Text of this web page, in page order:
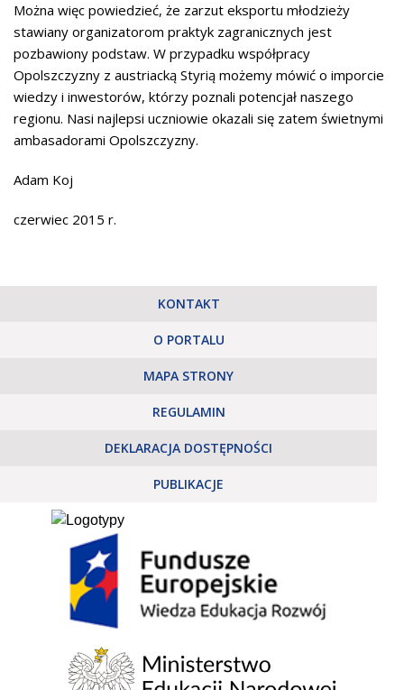
Można więc powiedzieć, że zarzut eksportu młodzieży
stawiany organizatorom praktyk zagranicznych jest
pozbawiony podstaw. W przypadku współpracy
Opolszczyzny z austriacką Styrią możemy mówić o imporcie
wiedzy i inwestorów, którzy poznali potencjał naszego
regionu. Nasi najlepsi uczniowie okazali się zatem świetnymi
ambasadorami Opolszczyzny.
Adam Koj
czerwiec 2015 r.
KONTAKT
O PORTALU
MAPA STRONY
REGULAMIN
DEKLARACJA DOSTĘPNOŚCI
PUBLIKACJE